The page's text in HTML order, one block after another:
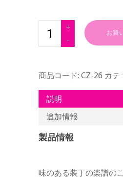
お買
商品コード: CZ-26 カテ
説明
追加情報
製品情報
味のある装丁の楽譜の